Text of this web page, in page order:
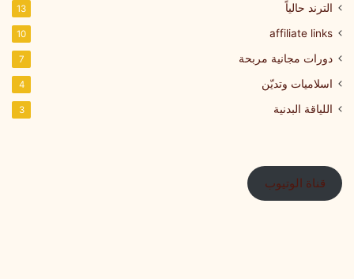
الترند حالياً 13
affiliate links
10
دورات مجانية مربحة 7
اسلاميات وتديّن 4
اللياقة البدنية 3
قناة الوتيوب